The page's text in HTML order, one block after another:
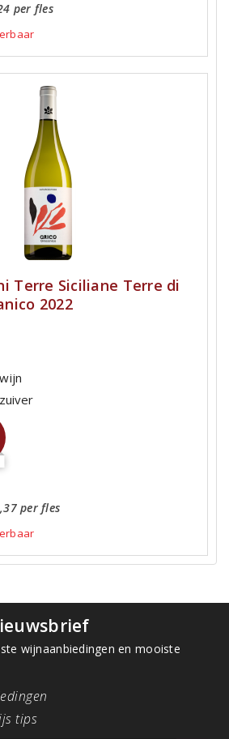
per fles
Terre Siciliane Terre di
2022
per fles
wijnaanbiedingen en mooiste
tips